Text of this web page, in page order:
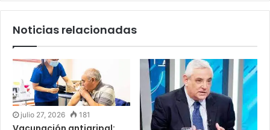
Noticias relacionadas
julio 27, 2026 181